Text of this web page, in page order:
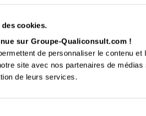
cookies.
sur Groupe-Qualiconsult.com !
de personnaliser le contenu
site avec nos partenaires de
de leurs services.